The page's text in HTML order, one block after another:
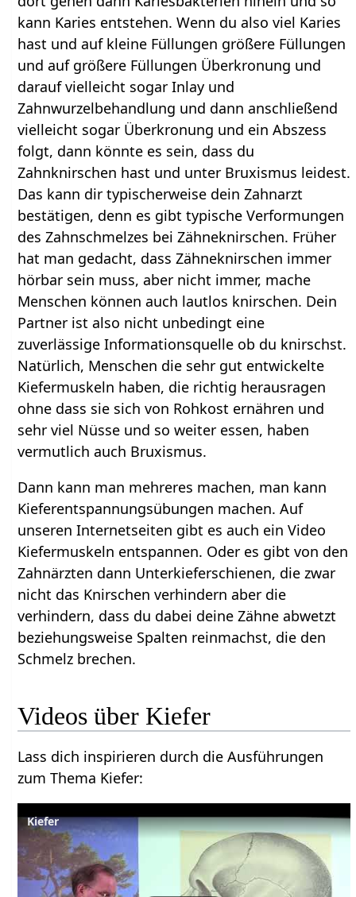
kann Karies entstehen. Wenn du also viel Karies
hast und auf kleine Füllungen größere Füllungen
und auf größere Füllungen Überkronung und
darauf vielleicht sogar Inlay und
Zahnwurzelbehandlung und dann anschließend
vielleicht sogar Überkronung und ein Abszess
folgt, dann könnte es sein, dass du
Zahnknirschen hast und unter Bruxismus leidest.
Das kann dir typischerweise dein Zahnarzt
bestätigen, denn es gibt typische Verformungen
des Zahnschmelzes bei Zähneknirschen. Früher
hat man gedacht, dass Zähneknirschen immer
hörbar sein muss, aber nicht immer, mache
Menschen können auch lautlos knirschen. Dein
Partner ist also nicht unbedingt eine
zuverlässige Informationsquelle ob du knirschst.
Natürlich, Menschen die sehr gut entwickelte
Kiefermuskeln haben, die richtig herausragen
ohne dass sie sich von Rohkost ernähren und
sehr viel Nüsse und so weiter essen, haben
vermutlich auch Bruxismus.
Dann kann man mehreres machen, man kann
Kieferentspannungsübungen machen. Auf
unseren Internetseiten gibt es auch ein Video
Kiefermuskeln entspannen. Oder es gibt von den
Zahnärzten dann Unterkieferschienen, die zwar
nicht das Knirschen verhindern aber die
verhindern, dass du dabei deine Zähne abwetzt
beziehungsweise Spalten reinmachst, die den
Schmelz brechen.
Lass dich inspirieren durch die Ausführungen
zum Thema Kiefer‏‎:
Kiefer